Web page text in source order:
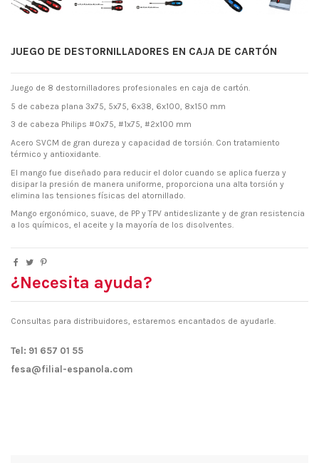
JUEGO DE DESTORNILLADORES EN CAJA DE CARTÓN
Juego de 8 destornilladores profesionales en caja de cartón.
5 de cabeza plana 3x75, 5x75, 6x38, 6x100, 8x150 mm
3 de cabeza Philips #0x75, #1x75, #2x100 mm
Acero SVCM de gran dureza y capacidad de torsión. Con tratamiento
térmico y antioxidante.
El mango fue diseñado para reducir el dolor cuando se aplica fuerza y
disipar la presión de manera uniforme, proporciona una alta torsión y
elimina las tensiones físicas del atornillado.
Mango ergonómico, suave, de PP y TPV antideslizante y de gran resistencia
a los químicos, el aceite y la mayoría de los disolventes.
¿Necesita ayuda?
Consultas para distribuidores, estaremos encantados de ayudarle.
Tel: 91 657 01 55
fesa@filial-espanola.com